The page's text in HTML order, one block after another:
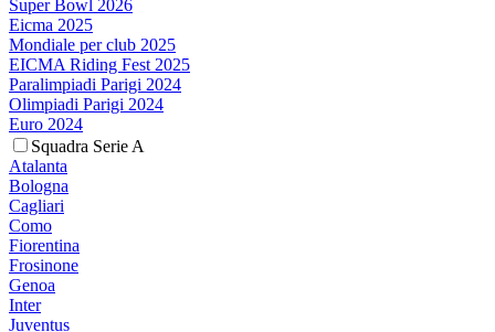
Super Bowl 2026
Eicma 2025
Mondiale per club 2025
EICMA Riding Fest 2025
Paralimpiadi Parigi 2024
Olimpiadi Parigi 2024
Euro 2024
Squadra Serie A
Atalanta
Bologna
Cagliari
Como
Fiorentina
Frosinone
Genoa
Inter
Juventus